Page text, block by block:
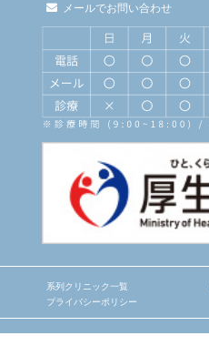
メールでお問い合わせ
系列クリニック一覧
プライバシーポリシー